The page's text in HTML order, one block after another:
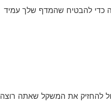
כדי להבטיח שהמדף שלך עמיד
להחזיק את המשקל שאתה רוצה